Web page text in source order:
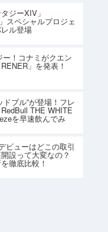
ジーXIV」
スペシャルプロジェ
ル登場
！コナミがクエン
」を発表！
ドブル”が登場！フレ
THE WHITE
を早速飲んでみ
ビューはどこの取引
設って大変なの？
徹底比較！